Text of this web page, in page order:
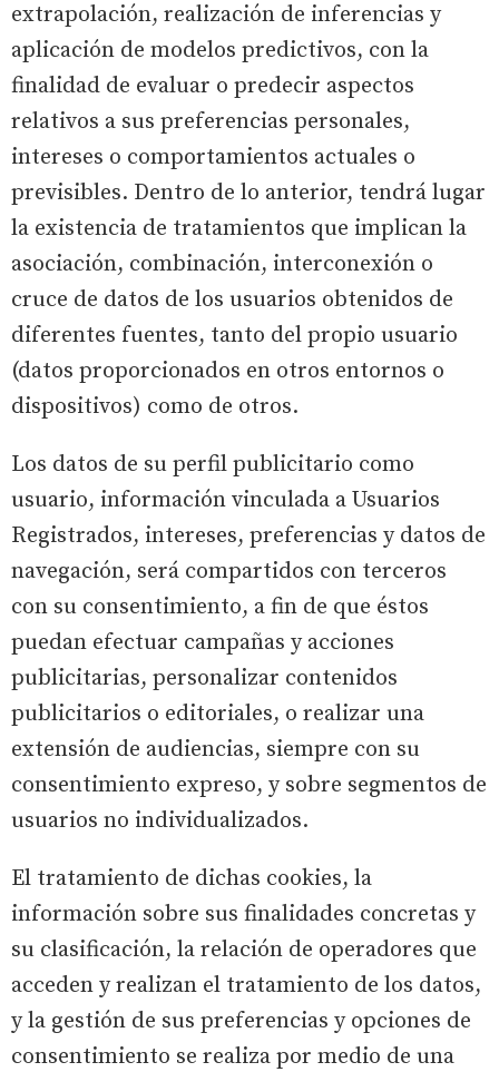
extrapolación, realización de inferencias y
aplicación de modelos predictivos, con la
finalidad de evaluar o predecir aspectos
relativos a sus preferencias personales,
intereses o comportamientos actuales o
previsibles. Dentro de lo anterior, tendrá lugar
la existencia de tratamientos que implican la
asociación, combinación, interconexión o
cruce de datos de los usuarios obtenidos de
diferentes fuentes, tanto del propio usuario
(datos proporcionados en otros entornos o
dispositivos) como de otros.
Los datos de su perfil publicitario como
usuario, información vinculada a Usuarios
Registrados, intereses, preferencias y datos de
navegación, será compartidos con terceros
con su consentimiento, a fin de que éstos
puedan efectuar campañas y acciones
publicitarias, personalizar contenidos
publicitarios o editoriales, o realizar una
extensión de audiencias, siempre con su
consentimiento expreso, y sobre segmentos de
usuarios no individualizados.
El tratamiento de dichas cookies, la
información sobre sus finalidades concretas y
su clasificación, la relación de operadores que
acceden y realizan el tratamiento de los datos,
y la gestión de sus preferencias y opciones de
consentimiento se realiza por medio de una